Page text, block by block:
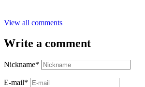
View all comments
Write a comment
Nickname*
E-mail*